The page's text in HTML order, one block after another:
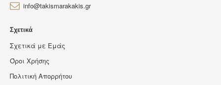
info@takismarakakis.gr
Σχετικά
Σχετικά με Εμάς
Όροι Χρήσης
Πολιτική Απορρήτου